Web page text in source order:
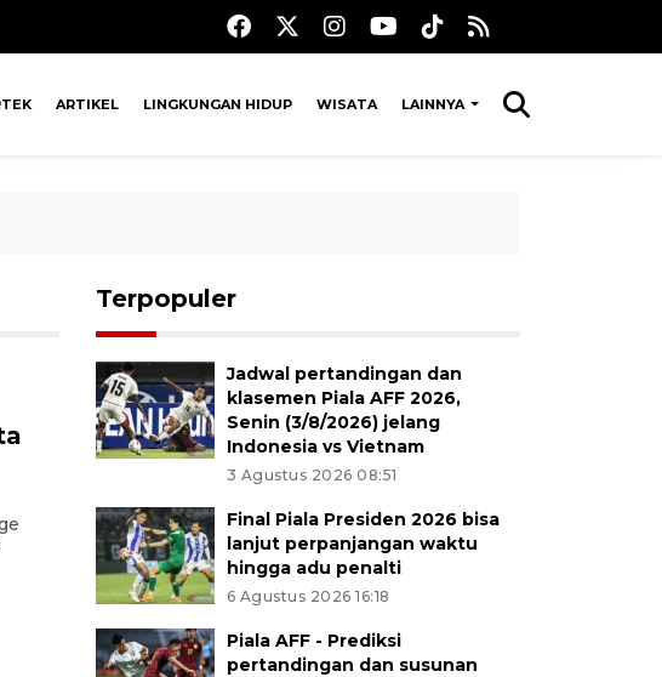
ARTIKEL LINGKUNGAN HIDUP WISATA LAINNYA
Terpopuler
Jadwal pertandingan dan
klasemen Piala AFF 2026,
Senin (3/8/2026) jelang
Indonesia vs Vietnam
3 Agustus 2026 08:51
Final Piala Presiden 2026 bisa
lanjut perpanjangan waktu
hingga adu penalti
6 Agustus 2026 16:18
Piala AFF - Prediksi
pertandingan dan susunan